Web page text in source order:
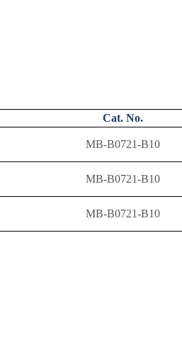
Cat. No.
MB-B0721-B10
MB-B0721-B10
MB-B0721-B10